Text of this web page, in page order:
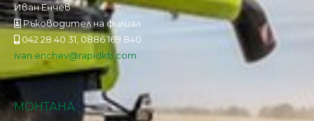
Иван Енчев
Ръководител на филиал
042 28 40 31, 0886 169 840
ivan.enchev@rapidkb.com
МОНТАНА